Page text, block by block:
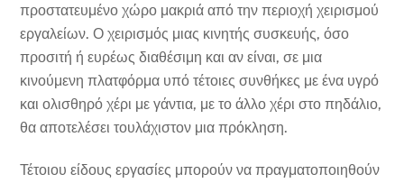
προστατευμένο χώρο μακριά από την περιοχή χειρισμού
εργαλείων. Ο χειρισμός μιας κινητής συσκευής, όσο
προσιτή ή ευρέως διαθέσιμη και αν είναι, σε μια
κινούμενη πλατφόρμα υπό τέτοιες συνθήκες με ένα υγρό
και ολισθηρό χέρι με γάντια, με το άλλο χέρι στο πηδάλιο,
θα αποτελέσει τουλάχιστον μια πρόκληση.
Τέτοιου είδους εργασίες μπορούν να πραγματοποιηθούν